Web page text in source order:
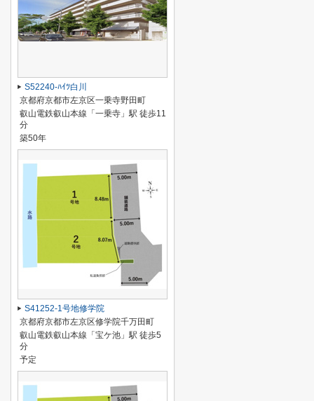
S52240-ﾊｲﾂ白川
京都府京都市左京区一乗寺野田町
叡山電鉄叡山本線「一乗寺」駅 徒歩11
分
築50年
S41252-1号地修学院
京都府京都市左京区修学院千万田町
叡山電鉄叡山本線「宝ケ池」駅 徒歩5
分
予定